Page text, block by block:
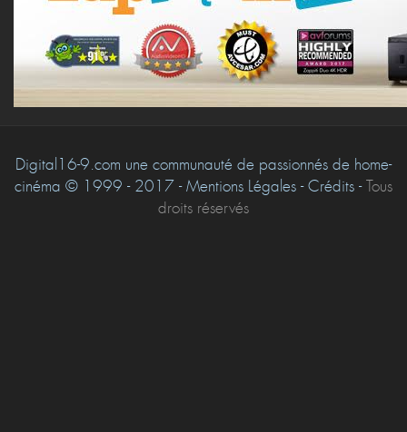
Digital16-9.com une communauté de passionnés de home-
cinéma © 1999 - 2017 - Mentions Légales - Crédits -Tous
droits réservés